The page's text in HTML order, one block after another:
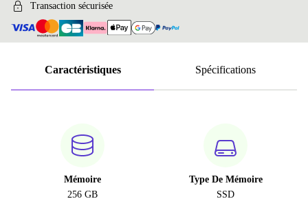
Transaction sécurisée
Caractéristiques Spécifications
Mémoire
256 GB
Type De Mémoire
SSD